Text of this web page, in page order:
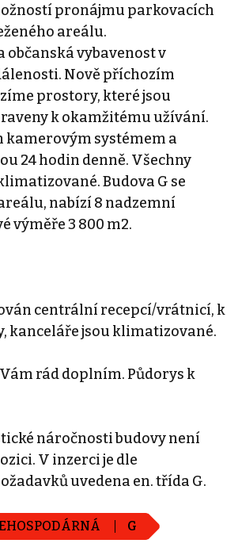
pronájmu parkovacích
areálu.
občanská vybavenost v
Nově příchozím
prostory, které jsou
k okamžitému užívání.
kamerovým systémem a
24 hodin denně. Všechny
Budova G se
nabízí 8 nadzemní
výměře 3 800 m2.
centrální recepcí/vrátnicí, k
kanceláře jsou klimatizované.
rád doplním. Půdorys k
náročnosti budovy není
V inzerci je dle
uvedena en. třída G.
G